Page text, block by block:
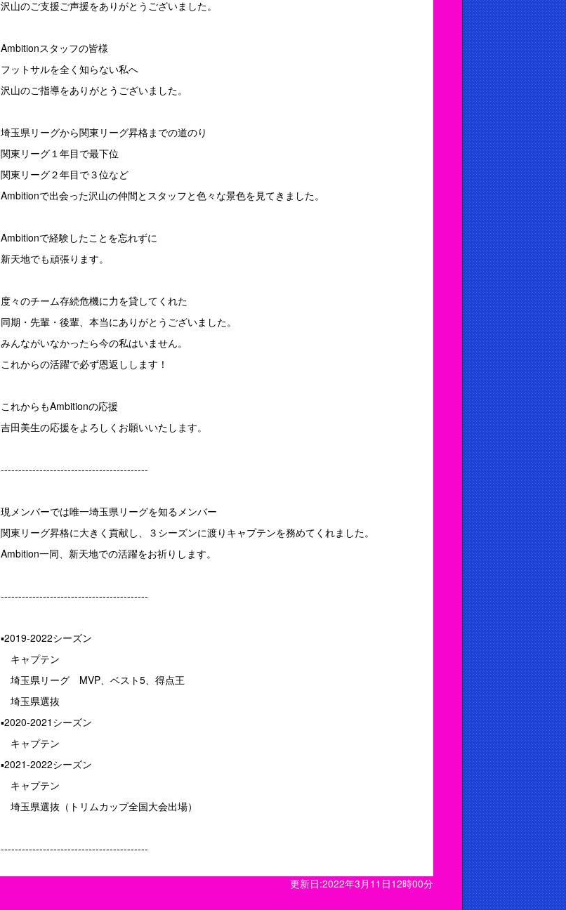
沢山のご支援ご声援をありがとうございました。
Ambitionスタッフの皆様
フットサルを全く知らない私へ
沢山のご指導をありがとうございました。
埼玉県リーグから関東リーグ昇格までの道のり
関東リーグ１年目で最下位
関東リーグ２年目で３位など
Ambitionで出会った沢山の仲間とスタッフと色々な景色を見てきました。
Ambitionで経験したことを忘れずに
新天地でも頑張ります。
度々のチーム存続危機に力を貸してくれた
同期・先輩・後輩、本当にありがとうございました。
みんながいなかったら今の私はいません。
これからの活躍で必ず恩返しします！
これからもAmbitionの応援
吉田美生の応援をよろしくお願いいたします。
------------------------------------------
現メンバーでは唯一埼玉県リーグを知るメンバー
関東リーグ昇格に大きく貢献し、３シーズンに渡りキャプテンを務めてくれました。
Ambition一同、新天地での活躍をお祈りします。
------------------------------------------
▪2019-2022シーズン
キャプテン
埼玉県リーグ MVP、ベスト5、得点王
埼玉県選抜
▪2020-2021シーズン
キャプテン
▪2021-2022シーズン
キャプテン
埼玉県選抜（トリムカップ全国大会出場）
------------------------------------------
更新日:2022年3月11日12時00分